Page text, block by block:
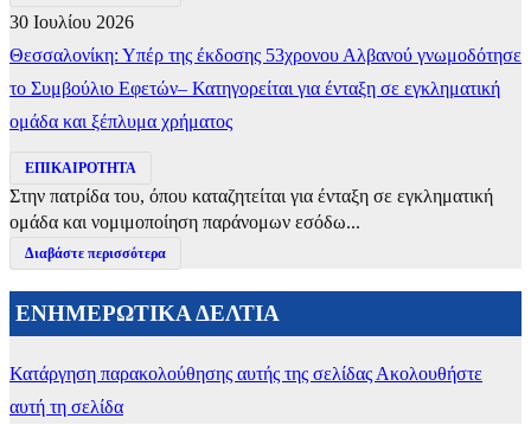
30 Ιουλίου 2026
Θεσσαλονίκη: Υπέρ της έκδοσης 53χρονου Αλβανού γνωμοδότησε
το Συμβούλιο Εφετών– Κατηγορείται για ένταξη σε εγκληματική
ομάδα και ξέπλυμα χρήματος
ΕΠΙΚΑΙΡΟΤΗΤΑ
Στην πατρίδα του, όπου καταζητείται για ένταξη σε εγκληματική
ομάδα και νομιμοποίηση παράνομων εσόδω...
Διαβάστε περισσότερα
ΕΝΗΜΕΡΩΤΙΚΑ ΔΕΛΤΙΑ
Κατάργηση παρακολούθησης αυτής της σελίδαςΑκολουθήστε
αυτή τη σελίδα